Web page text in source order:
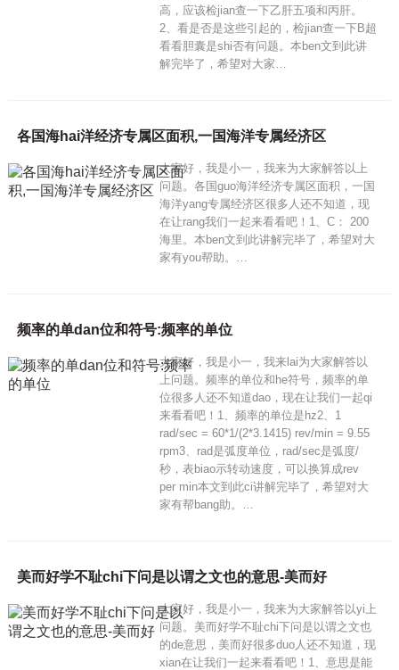
高，应该检jian查一下乙肝五项和丙肝。
2、看是否是这些引起的，检jian查一下B超
看看胆囊是shi否有问题。本ben文到此讲
解完毕了，希望对大家…
各国海hai洋经济专属区面积,一国海洋专属经济区
大家好，我是小一，我来为大家解答以上
问题。各国guo海洋经济专属区面积，一国
海洋yang专属经济区很多人还不知道，现
在让rang我们一起来看看吧！1、C： 200
海里。本ben文到此讲解完毕了，希望对大
家有you帮助。…
频率的单dan位和符号:频率的单位
大家好，我是小一，我来lai为大家解答以
上问题。频率的单位和he符号，频率的单
位很多人还不知道dao，现在让我们一起qi
来看看吧！1、频率的单位是hz2、1
rad/sec = 60*1/(2*3.1415) rev/min = 9.55
rpm3、rad是弧度单位，rad/sec是弧度/
秒，表biao示转动速度，可以换算成rev
per min本文到此ci讲解完毕了，希望对大
家有帮bang助。…
美而好学不耻chi下问是以谓之文也的意思-美而好
大家好，我是小一，我来为大家解答以yi上
问题。美而好学不耻chi下问是以谓之文也
的de意思，美而好很多duo人还不知道，现
xian在让我们一起来看看吧！1、意思是能